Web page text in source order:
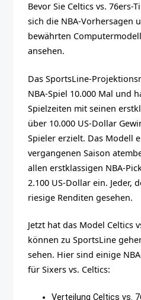
Bevor Sie Celtics vs. 76ers-
sich die NBA-Vorhersagen
bewährten
ansehen.
Das SportsLine-
NBA-Spiel 10.000 Mal und
Spielzeiten mit seinen
über 10.000 US-Dollar
Spieler erzielt. Das Modell
vergangenen Saison
allen erstklassigen NBA-
2.100 US-Dollar ein. Jeder,
riesige Renditen gesehen.
Jetzt hat das Model Celtics
können zu SportsLine
sehen. Hier sind einige
für Sixers vs. Celtics:
Verteilung Celtics vs.